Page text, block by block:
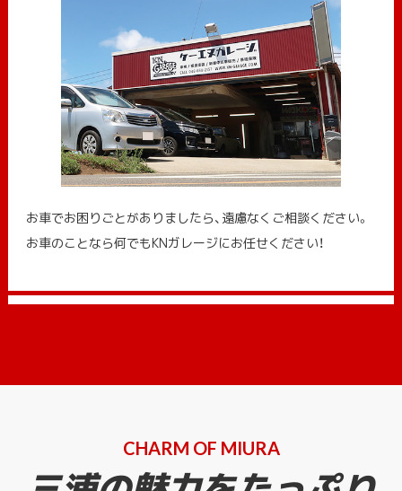
お車でお困りごとがありましたら、遠慮なくご相談ください。
お車のことなら何でもKNガレージにお任せください！
CHARM OF MIURA